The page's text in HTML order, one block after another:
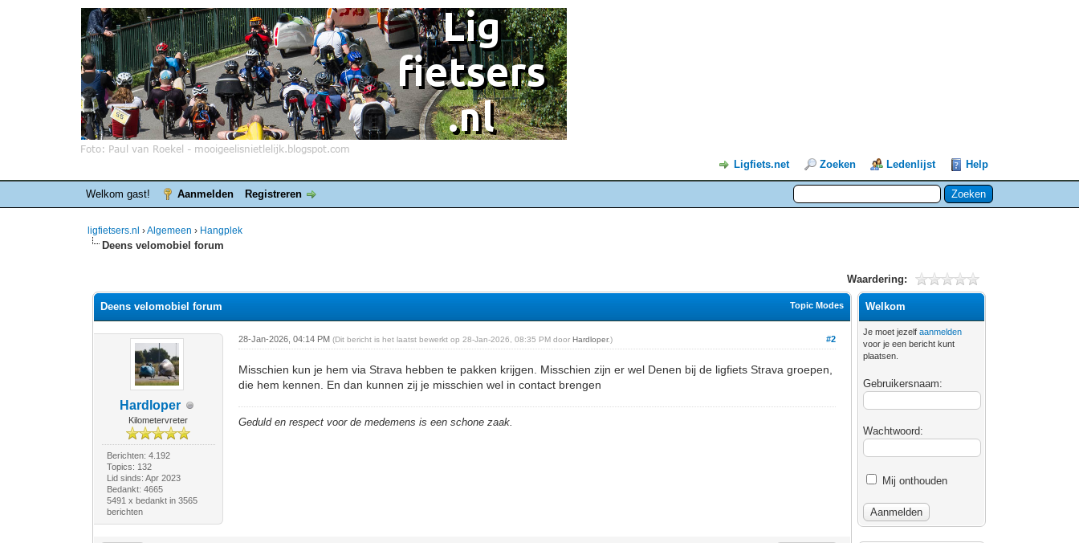
Ligfiets.net Zoeken Ledenlijst Help
Welkom gast! Aanmelden Registreren
ligfietsers.nl ›Algemeen › Hangplek
Deens velomobiel forum
Waardering:
Topic Modes
Deens velomobiel forum
Hardloper
Kilometervreter
Berichten: 4.192
Topics: 132
Lid sinds: Apr 2023
Bedankt: 4665
5491 x bedankt in 3565
berichten
#2
28-Jan-2026, 04:14 PM(Dit bericht is het laatst bewerkt op 28-Jan-2026, 08:35 PM doorHardloper.)
Misschien kun je hem via Strava hebben te pakken krijgen. Misschien zijn er wel Denen bij de ligfiets Strava groepen,
die hem kennen. En dan kunnen zij je misschien wel in contact brengen
Geduld en respect voor de medemens is een schone zaak.
Welkom
Je moet jezelfaanmelden
voor je een bericht kunt
plaatsen.
Gebruikersnaam:
Wachtwoord:
Mij onthouden